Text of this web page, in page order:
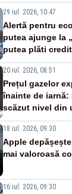
29 iul. 2026, 10:47
Alertă pentru
putea ajunge la
putea plăti
20 iul. 2026, 08:51
Prețul gazelor
înainte de iarnă:
scăzut nivel din
18 iul. 2026, 09:30
Apple
mai valoroasă
16 iul. 2026, 09:30